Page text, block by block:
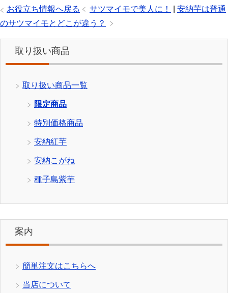
お役立ち情報へ戻る サツマイモで美人に！
安納芋は普通
のサツマイモとどこが違う？
取り扱い商品
取り扱い商品一覧
限定商品
特別価格商品
安納紅芋
安納こがね
種子島紫芋
案内
簡単注文はこちらへ
当店について